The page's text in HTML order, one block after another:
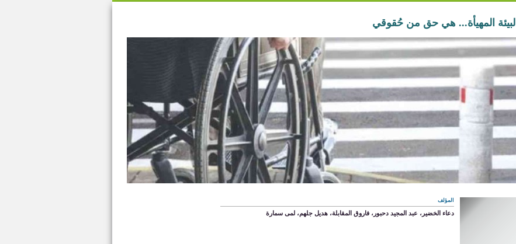
البيئة المهيأة... هي حق من حُقوقي
المؤلف
دعاء الخضير، عبد المجيد دحبور، فاروق المقابلة، هديل جلهم، لمى سمارة